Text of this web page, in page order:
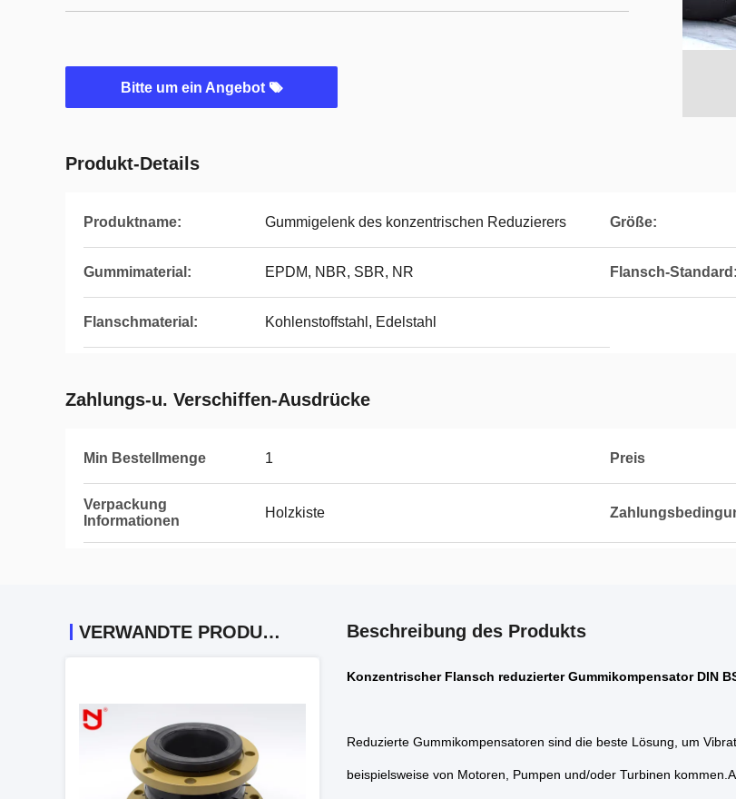
Bitte um ein Angebot
Produkt-Details
Produktname: Gummigelenk des konzentrischen Reduzierers Größe:
Gummimaterial: EPDM, NBR, SBR, NR Flansch-Standard:
Flanschmaterial: Kohlenstoffstahl, Edelstahl
Zahlungs-u. Verschiffen-Ausdrücke
Min Bestellmenge 1 Preis
Verpackung
Informationen
Holzkiste
VERWANDTE PRODUKTE Beschreibung des Produkts
Konzentrischer Flansch reduzierter Gummikompensator DIN
Reduzierte Gummikompensatoren sind die beste Lösung, um
beispielsweise von Motoren, Pumpen und/oder Turbinen